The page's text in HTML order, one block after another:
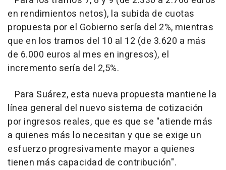
en rendimientos netos), la subida de cuotas
propuesta por el Gobierno sería del 2%, mientras
que en los tramos del 10 al 12 (de 3.620 a más
de 6.000 euros al mes en ingresos), el
incremento sería del 2,5%.
Para Suárez, esta nueva propuesta mantiene la
línea general del nuevo sistema de cotización
por ingresos reales, que es que se "atiende más
a quienes más lo necesitan y que se exige un
esfuerzo progresivamente mayor a quienes
tienen más capacidad de contribución".